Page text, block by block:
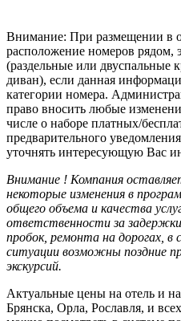
Внимание: При размещении в
расположение номеров рядом,
(раздельные или двуспальные
диван), если данная
категории номера.
право вносить любые
числе о наборе платных/
предварительного
уточнять интересующую Вас
Внимание ! Компания
некоторые изменения в
общего объема и качества
ответственности за
пробок, ремонта на дорогах,
ситуации возможны поздние
экскурсий.
Актуальные цены на отель и
Брянска, Орла, Рославля, и